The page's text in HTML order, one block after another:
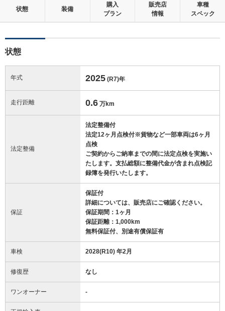
状態 装備
購入
プラン
販売店
情報
車種
スペック
状態
年式 2025 (R7)年
走行距離 0.6 万km
法定整備
法定整備付
法定12ヶ月点検付※貨物など一部車両は6ヶ月
点検
ご契約からご納車までの間に法定点検を実施い
たします。支払総額に整備代金が含まれ点検記
録簿を発行いたします。
保証
保証付
詳細については、販売店にご確認ください。
保証期間：1ヶ月
保証距離：1,000km
無料保証付、別途有償保証有
車検 2028(R10) 年2月
修復歴 なし
ワンオーナー -